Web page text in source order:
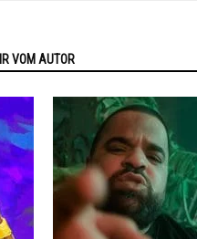
VOM AUTOR